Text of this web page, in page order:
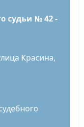
судьи № 42 -
Красина,